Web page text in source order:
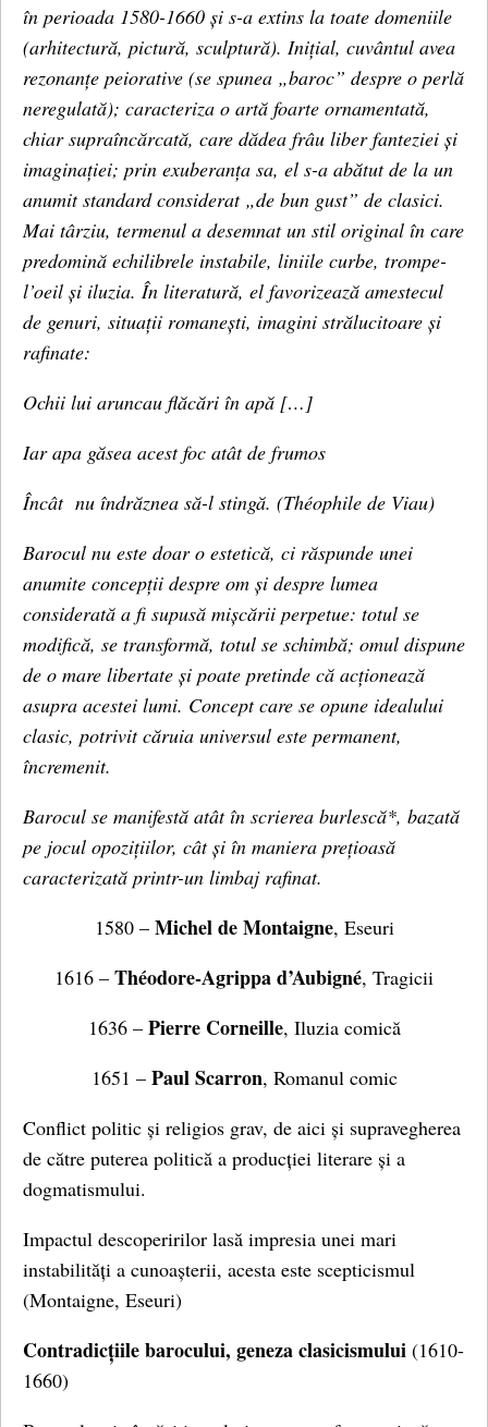
în perioada 1580-1660 și s-a extins la toate domeniile
(arhitectură, pictură, sculptură). Inițial, cuvântul avea
rezonanțe peiorative (se spunea „baroc” despre o perlă
neregulată); caracteriza o artă foarte ornamentată,
chiar supraîncărcată, care dădea frâu liber fanteziei și
imaginației; prin exuberanța sa, el s-a abătut de la un
anumit standard considerat „de bun gust” de clasici.
Mai târziu, termenul a desemnat un stil original în care
predomină echilibrele instabile, liniile curbe, trompe-
l’oeil și iluzia. În literatură, el favorizează amestecul
de genuri, situații romanești, imagini strălucitoare și
rafinate:
Ochii lui aruncau flăcări în apă […]
Iar apa găsea acest foc atât de frumos
Încât nu îndrăznea să-l stingă. (Théophile de Viau)
Barocul nu este doar o estetică, ci răspunde unei
anumite concepții despre om și despre lumea
considerată a fi supusă mișcării perpetue: totul se
modifică, se transformă, totul se schimbă; omul dispune
de o mare libertate și poate pretinde că acționează
asupra acestei lumi. Concept care se opune idealului
clasic, potrivit căruia universul este permanent,
încremenit.
Barocul se manifestă atât în ​​scrierea burlescă*, bazată
pe jocul opozițiilor, cât și în maniera prețioasă
caracterizată printr-un limbaj rafinat.
1580 – Michel de Montaigne, Eseuri
1616 – Théodore-Agrippa d’Aubigné, Tragicii
1636 – Pierre Corneille, Iluzia comică
1651 – Paul Scarron, Romanul comic
Conflict politic și religios grav, de aici și supravegherea
de către puterea politică a producției literare și a
dogmatismului.
Impactul descoperirilor lasă impresia unei mari
instabilități a cunoașterii, acesta este scepticismul
(Montaigne, Eseuri)
Contradicțiile barocului, geneza clasicismului (1610-
1660)